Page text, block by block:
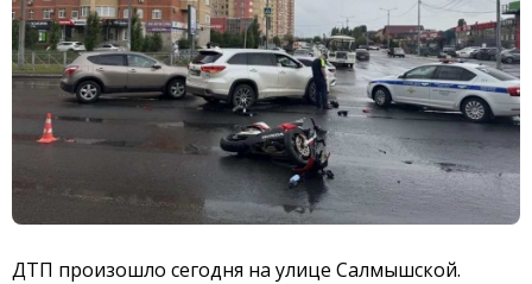
ДТП произошло сегодня на улице Салмышской.